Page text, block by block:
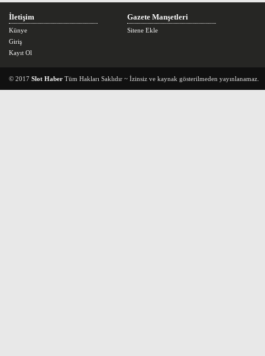
İletişim
Künye
Giriş
Kayıt Ol
Gazete Manşetleri
Sitene Ekle
© 2017 Slot Haber Tüm Hakları Saklıdır ~ İzinsiz ve kaynak gösterilmeden yayınlanamaz.